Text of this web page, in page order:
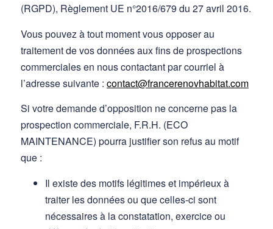
(RGPD), Règlement UE n°2016/679 du 27 avril 2016.
Vous pouvez à tout moment vous opposer au
traitement de vos données aux fins de prospections
commerciales en nous contactant par courriel à
l’adresse suivante : contact@francerenovhabitat.com
Si votre demande d’opposition ne concerne pas la
prospection commerciale, F.R.H. (ECO
MAINTENANCE) pourra justifier son refus au motif
que :
Il existe des motifs légitimes et impérieux à
traiter les données ou que celles-ci sont
nécessaires à la constatation, exercice ou